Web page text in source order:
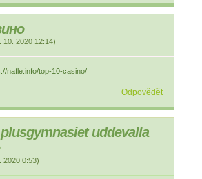
10. 2020 12:14)
nafle.info/top-10-casino/
Odpovědět
uddevalla
2020 0:53)